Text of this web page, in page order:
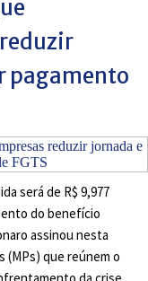
pagamento
será de R$ 9,977
do benefício
assinou nesta
(MPs) que reúnem o